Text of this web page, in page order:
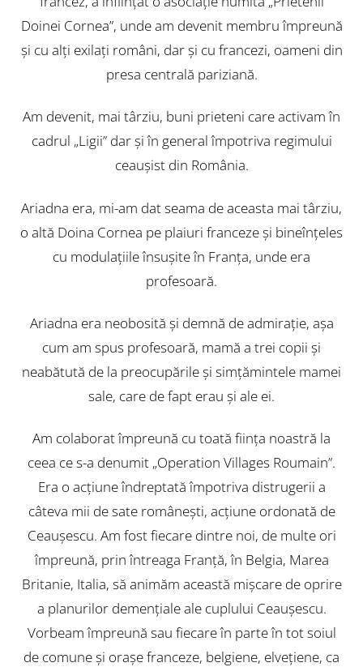
Doinei Cornea”, unde am devenit membru împreună
şi cu alţi exilaţi români, dar şi cu francezi, oameni din
presa centrală pariziană.
Am devenit, mai târziu, buni prieteni care activam în
cadrul „Ligii” dar şi în general împotriva regimului
ceauşist din România.
Ariadna era, mi-am dat seama de aceasta mai târziu,
o altă Doina Cornea pe plaiuri franceze şi bineînţeles
cu modulaţiile însuşite în Franţa, unde era
profesoară.
Ariadna era neobosită şi demnă de admiraţie, aşa
cum am spus profesoară, mamă a trei copii şi
neabătută de la preocupările şi simţămintele mamei
sale, care de fapt erau şi ale ei.
Am colaborat împreună cu toată fiinţa noastră la
ceea ce s-a denumit „Operation Villages Roumain”.
Era o acţiune îndreptată împotriva distrugerii a
câteva mii de sate româneşti, acţiune ordonată de
Ceauşescu. Am fost fiecare dintre noi, de multe ori
împreună, prin întreaga Franţă, în Belgia, Marea
Britanie, Italia, să animăm această mişcare de oprire
a planurilor demenţiale ale cuplului Ceauşescu.
Vorbeam împreună sau fiecare în parte în tot soiul
de comune şi oraşe franceze, belgiene, elveţiene, ca